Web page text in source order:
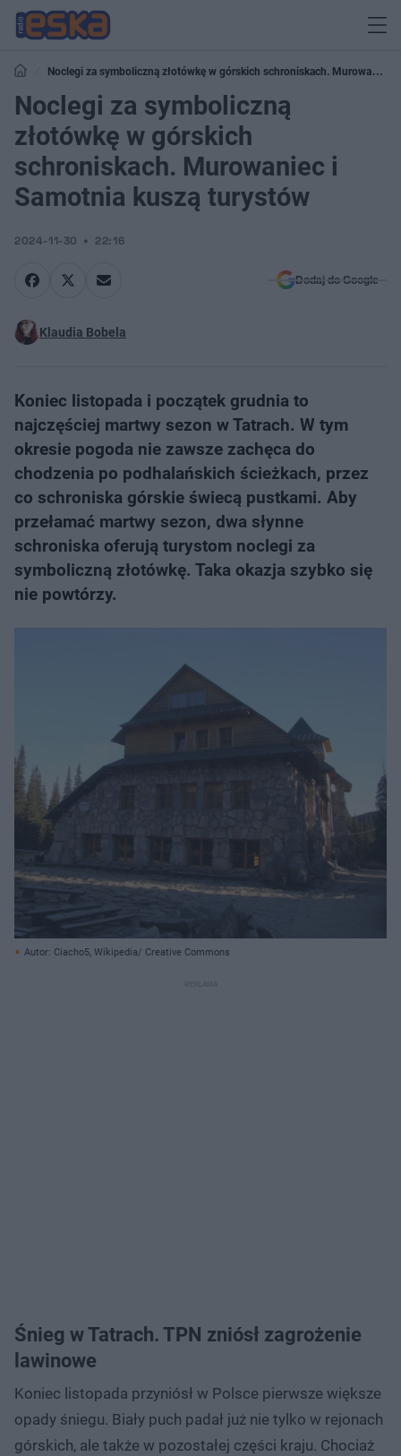
Noclegi za symboliczną złotówkę w górskich schroniskach. Murowaniec i
Samotnia kuszą turystów
Noclegi za symboliczną
złotówkę w górskich
schroniskach. Murowaniec i
Samotnia kuszą turystów
2024-11-30 22:16
Dodaj do Google
Klaudia Bobela
Koniec listopada i początek grudnia to
najczęściej martwy sezon w Tatrach. W tym
okresie pogoda nie zawsze zachęca do
chodzenia po podhalańskich ścieżkach, przez
co schroniska górskie świecą pustkami. Aby
przełamać martwy sezon, dwa słynne
schroniska oferują turystom noclegi za
symboliczną złotówkę. Taka okazja szybko się
nie powtórzy.
Autor: Ciacho5, Wikipedia/ Creative Commons
Śnieg w Tatrach. TPN zniósł zagrożenie
lawinowe
Koniec listopada przyniósł w Polsce pierwsze większe
opady śniegu. Biały puch padał już nie tylko w rejonach
górskich, ale także w pozostałej części kraju. Chociaż